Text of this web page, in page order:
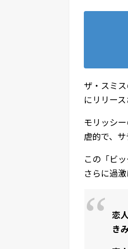
ザ・スミ
にリリース
モリッシ
虐的で、
この「ビ
さらに過激
恋
き